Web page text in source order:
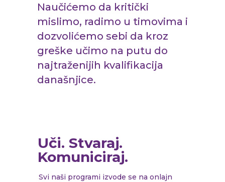
Naučićemo da kritički
mislimo, radimo u timovima i
dozvolićemo sebi da kroz
greške učimo na putu do
najtraženijih kvalifikacija
današnjice.
Uči. Stvaraj.
Komuniciraj.
Svi naši programi izvode se na onlajn